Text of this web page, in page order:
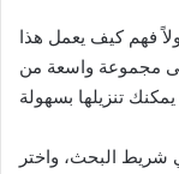
فهم كيف يعمل هذا
مجموعة واسعة من
البحث، واختر